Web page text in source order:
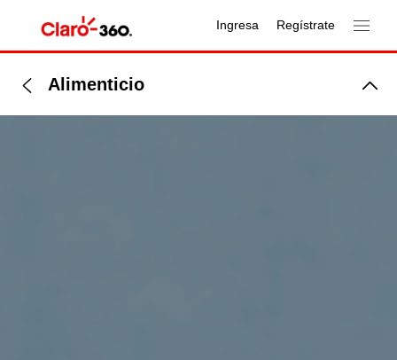
Ingresa Regístrate
Alimenticio